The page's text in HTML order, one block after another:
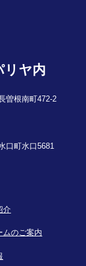
リヤ内
曽根南町472-2
口町水口5681
介
ムのご案内